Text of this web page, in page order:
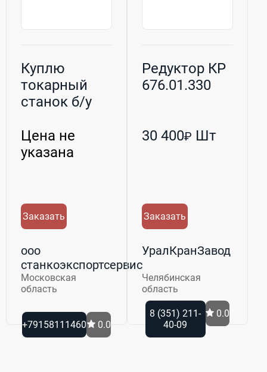
Куплю
токарный
станок б/у
Цена не
указана
Заказать
ооо
станкоэкспортсервис
Московская
область
+79158111460 0.0
Редуктор КР
676.01.330
30 400₽ Шт
Заказать
УралКранЗавод
Челябинская
область
8 (351) 211-
40-09
0.0